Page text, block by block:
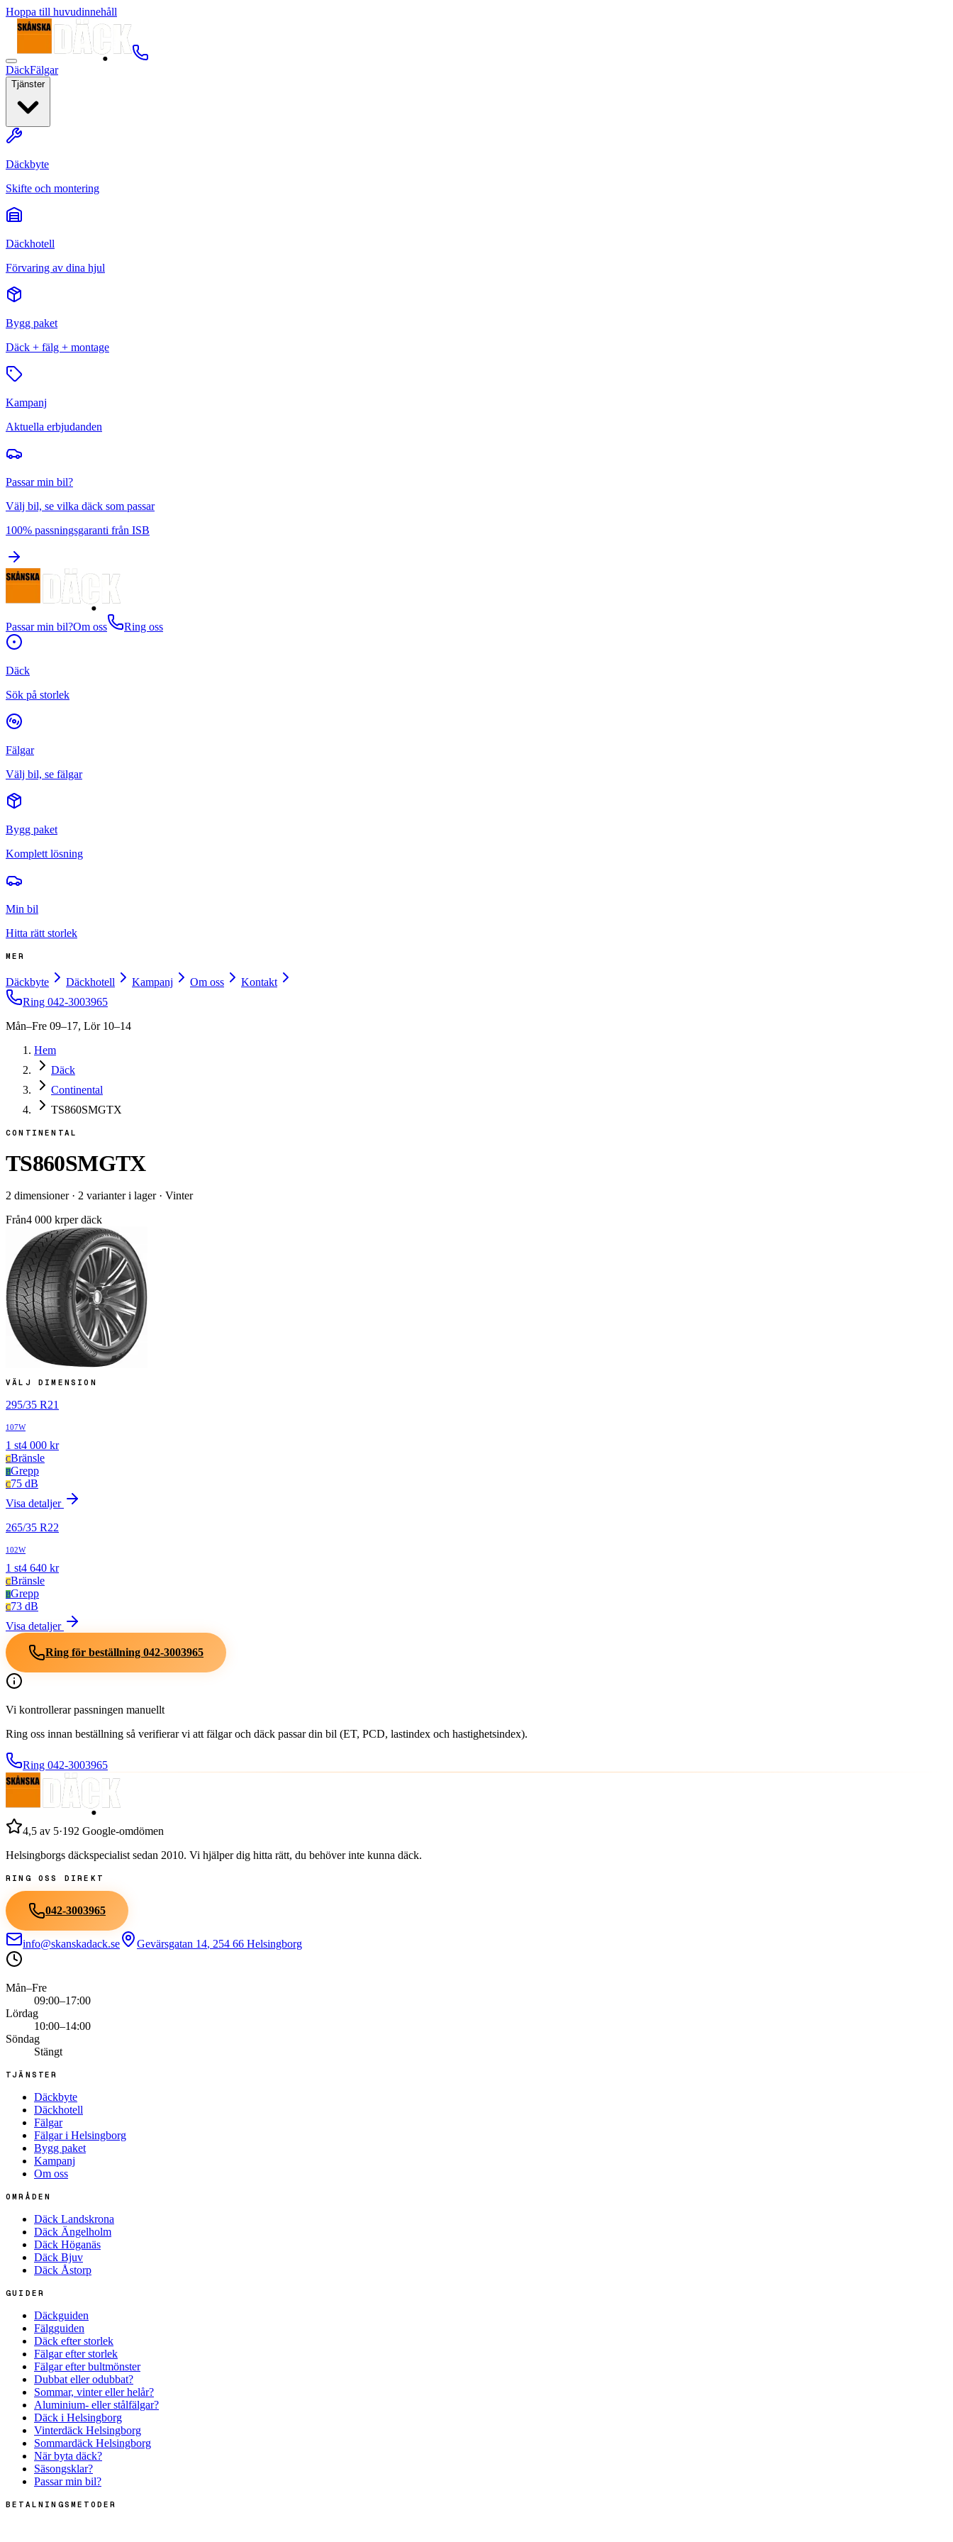
Hoppa till huvudinnehåll
DäckFälgar
Tjänster
Däckbyte
Skifte och montering
Däckhotell
Förvaring av dina hjul
Bygg paket
Däck + fälg + montage
Kampanj
Aktuella erbjudanden
Passar min bil?
Välj bil, se vilka däck som passar
100% passningsgaranti från ISB
Passar min bil?Om oss Ring oss
Däck
Sök på storlek
Fälgar
Välj bil, se fälgar
Bygg paket
Komplett lösning
Min bil
Hitta rätt storlek
MER
Däckbyte Däckhotell Kampanj Om oss
Kontakt
Ring 042-3003965
Mån–Fre 09–17, Lör 10–14
Hem
Däck
Continental
TS860SMGTX
CONTINENTAL
TS860SMGTX
2 dimensioner· 2 varianter i lager· Vinter
Från4 000 krper däck
VÄLJ DIMENSION
295/35 R21
107W
1 st4 000 kr
CBränsle
BGrepp
C75 dB
Visa detaljer
265/35 R22
102W
1 st4 640 kr
CBränsle
BGrepp
C73 dB
Visa detaljer
Ring för beställning 042-3003965
Vi kontrollerar passningen manuellt
Ring oss innan beställning så verifierar vi att fälgar och däck passar din bil (ET, PCD, lastindex och hastighetsindex).
Ring 042-3003965
4,5 av 5·192 Google-omdömen
Helsingborgs däckspecialist sedan 2010. Vi hjälper dig hitta rätt, du behöver inte kunna däck.
RING OSS DIREKT
042-3003965
info@skanskadack.se Gevärsgatan 14, 254 66 Helsingborg
Mån–Fre
09:00–17:00
Lördag
10:00–14:00
Söndag
Stängt
TJÄNSTER
Däckbyte
Däckhotell
Fälgar
Fälgar i Helsingborg
Bygg paket
Kampanj
Om oss
OMRÅDEN
Däck Landskrona
Däck Ängelholm
Däck Höganäs
Däck Bjuv
Däck Åstorp
GUIDER
Däckguiden
Fälgguiden
Däck efter storlek
Fälgar efter storlek
Fälgar efter bultmönster
Dubbat eller odubbat?
Sommar, vinter eller helår?
Aluminium- eller stålfälgar?
Däck i Helsingborg
Vinterdäck Helsingborg
Sommardäck Helsingborg
När byta däck?
Säsongsklar?
Passar min bil?
BETALNINGSMETODER